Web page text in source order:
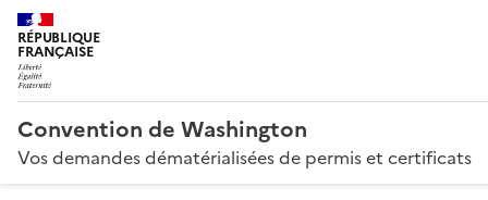
RÉPUBLIQUE
FRANÇAISE
Convention de Washington
Vos demandes dématérialisées de permis et certificats